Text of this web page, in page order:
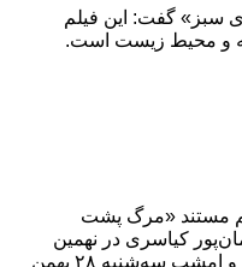
سبز» گفت: این فیلم
و محیط زیست است.
مستند «مرگ پشت
کیاسری در نهمین
جشنواره تلویزیونی مستند حضور دارد و امشب سه‌شنبه ۲۸ بهمن